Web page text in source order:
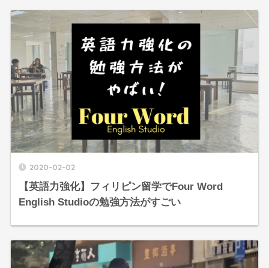
2020-02-02
【英語力強化】フィリピン留学でFour Word
English Studioの勉強方法がすごい